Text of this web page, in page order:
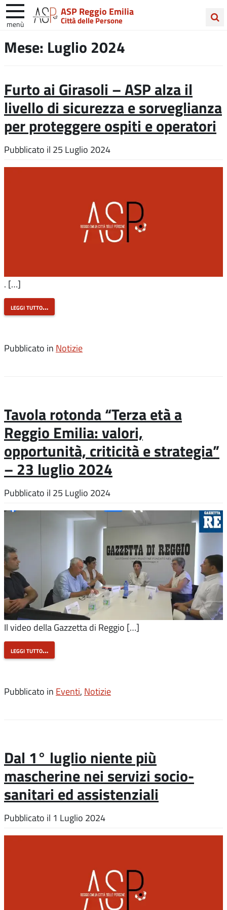
ASP Reggio Emilia
Città delle Persone
menù
nelMese: Luglio 2024
Furto ai Girasoli – ASP alza il
livello di sicurezza e sorveglianza
per proteggere ospiti e operatori
Pubblicato il 25 Luglio 2024
. […]
leggi tutto…
Pubblicato in Notizie
Tavola rotonda “Terza età a
Reggio Emilia: valori,
opportunità, criticità e strategia”
– 23 luglio 2024
Pubblicato il 25 Luglio 2024
Il video della Gazzetta di Reggio […]
leggi tutto…
Pubblicato in Eventi, Notizie
Dal 1° luglio niente più
mascherine nei servizi socio-
sanitari ed assistenziali
Pubblicato il 1 Luglio 2024